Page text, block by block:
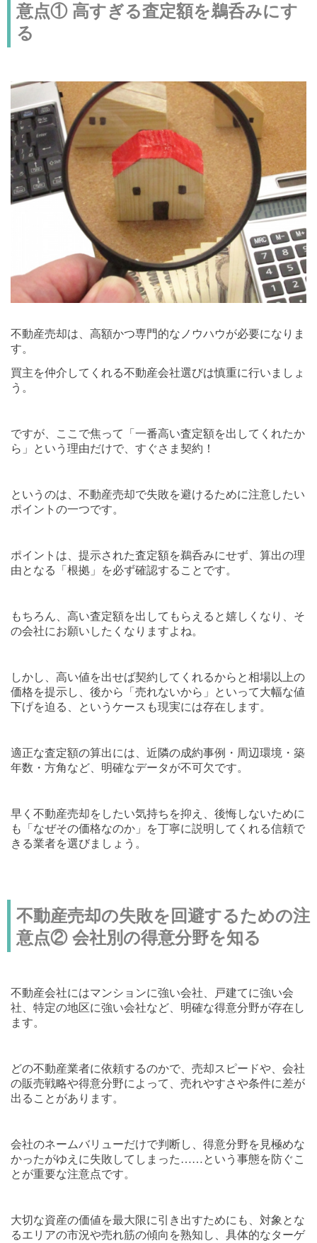
意点① 高すぎる査定額を鵜呑みにす
る
不動産売却は、高額かつ専門的なノウハウが必要になりま
す。
買主を仲介してくれる不動産会社選びは慎重に行いましょ
う。
ですが、ここで焦って「一番高い査定額を出してくれたか
ら」という理由だけで、すぐさま契約！
というのは、不動産売却で失敗を避けるために注意したい
ポイントの一つです。
ポイントは、提示された査定額を鵜呑みにせず、算出の理
由となる「根拠」を必ず確認することです。
もちろん、高い査定額を出してもらえると嬉しくなり、そ
の会社にお願いしたくなりますよね。
しかし、高い値を出せば契約してくれるからと相場以上の
価格を提示し、後から「売れないから」といって大幅な値
下げを迫る、というケースも現実には存在します。
適正な査定額の算出には、近隣の成約事例・周辺環境・築
年数・方角など、明確なデータが不可欠です。
早く不動産売却をしたい気持ちを抑え、後悔しないために
も「なぜその価格なのか」を丁寧に説明してくれる信頼で
きる業者を選びましょう。
不動産売却の失敗を回避するための注
意点② 会社別の得意分野を知る
不動産会社にはマンションに強い会社、戸建てに強い会
社、特定の地区に強い会社など、明確な得意分野が存在し
ます。
どの不動産業者に依頼するのかで、売却スピードや、 会社
の販売戦略や得意分野によって、売れやすさや条件に差が
出ることがあります。
会社のネームバリューだけで判断し、得意分野を見極めな
かったがゆえに失敗してしまった……という事態を防ぐこ
とが重要な注意点です。
大切な資産の価値を最大限に引き出すためにも、対象とな
るエリアの市況や売れ筋の傾向を熟知し、具体的なターゲ